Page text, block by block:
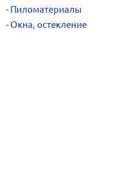
Пиломатериалы
Окна, остекление